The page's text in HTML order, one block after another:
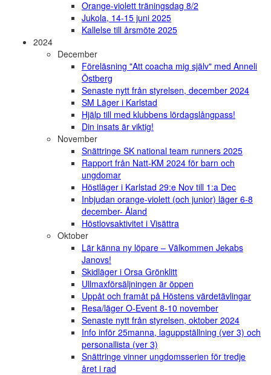
Orange-violett träningsdag 8/2
Jukola, 14-15 juni 2025
Kallelse till årsmöte 2025
2024
December
Föreläsning "Att coacha mig själv" med Anneli
Östberg
Senaste nytt från styrelsen, december 2024
SM Läger i Karlstad
Hjälp till med klubbens lördagslångpass!
Din insats är viktig!
November
Snättringe SK national team runners 2025
Rapport från Natt-KM 2024 för barn och
ungdomar
Höstläger i Karlstad 29:e Nov till 1:a Dec
Inbjudan orange-violett (och junior) läger 6-8
december- Åland
Höstlovsaktivitet i Visättra
Oktober
Lär känna ny löpare – Välkommen Jekabs
Janovs!
Skidläger i Orsa Grönklitt
Ullmaxförsäljningen är öppen
Uppåt och framåt på Höstens värdetävlingar
Resa/läger O-Event 8-10 november
Senaste nytt från styrelsen, oktober 2024
Info inför 25manna, laguppställning (ver 3) och
personallista (ver 3)
Snättringe vinner ungdomsserien för tredje
året i rad